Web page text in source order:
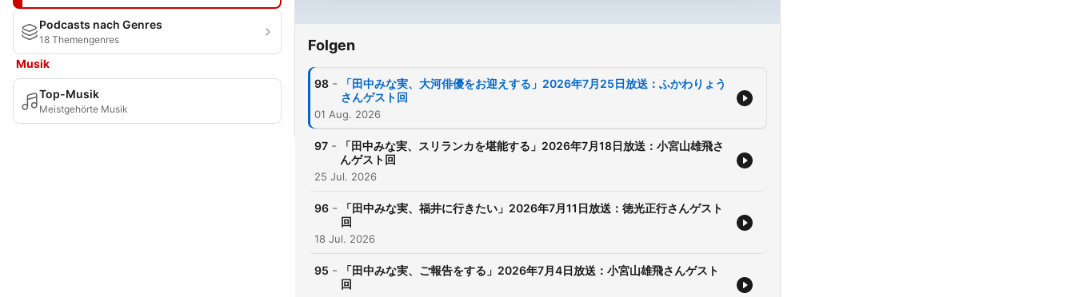
Podcasts nach Genres
18 Themengenres
Musik
Top-Musik
Meistgehörte Musik
Folgen
98 -
「田中みな実、大河俳優をお迎えする」2026年7月25日放送：ふかわりょう
さんゲスト回
01 Aug. 2026
97 -
「田中みな実、スリランカを堪能する」2026年7月18日放送：小宮山雄飛さ
んゲスト回
25 Jul. 2026
96 -
「田中みな実、福井に行きたい」2026年7月11日放送：徳光正行さんゲスト
回
18 Jul. 2026
95 -
「田中みな実、ご報告をする」2026年7月4日放送：小宮山雄飛さんゲスト
回